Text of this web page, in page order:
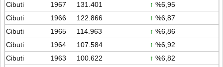
Cibuti
1967 131.401 ↑ %6,95
Cibuti
1966 122.866 ↑ %6,87
Cibuti
1965 114.963 ↑ %6,86
Cibuti
1964 107.584 ↑ %6,92
Cibuti
1963 100.622 ↑ %6,82